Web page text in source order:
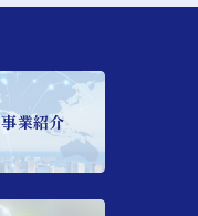
事業紹介